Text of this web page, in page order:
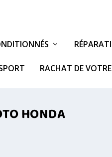
RACHAT DE
HONDA